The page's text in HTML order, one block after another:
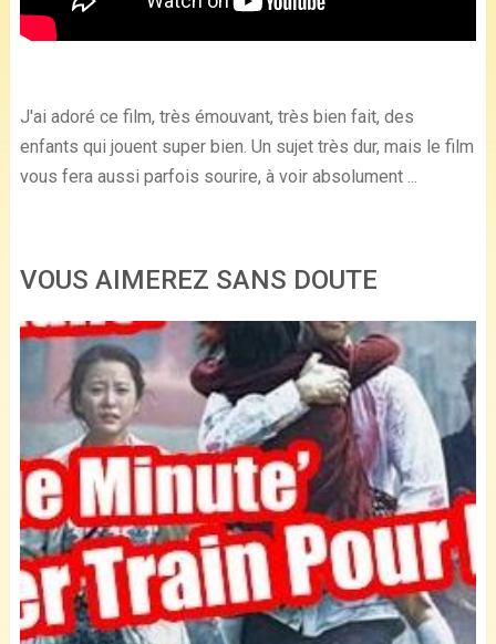
J'ai adoré ce film, très émouvant, très bien fait, des
enfants qui jouent super bien. Un sujet très dur, mais le film
vous fera aussi parfois sourire, à voir absolument ...
VOUS AIMEREZ SANS DOUTE